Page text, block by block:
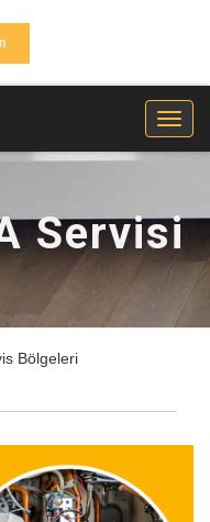
Servisi
Bölgeleri